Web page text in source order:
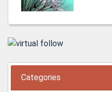
Categories